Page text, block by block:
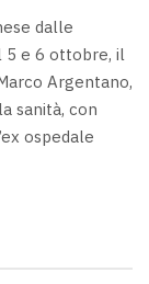
dalle
5 e 6 ottobre, il
Argentano,
sanità, con
ospedale